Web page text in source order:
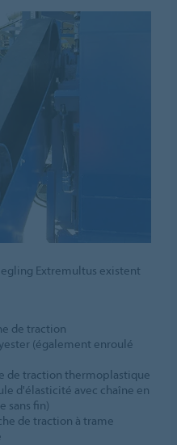
Extremultus existent
de traction
(également enroulé
de traction thermoplastique
d'élasticité avec chaîne en
sans fin)
de traction à trame